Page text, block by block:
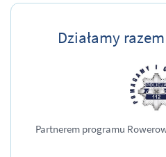
Działamy
Partnerem programu